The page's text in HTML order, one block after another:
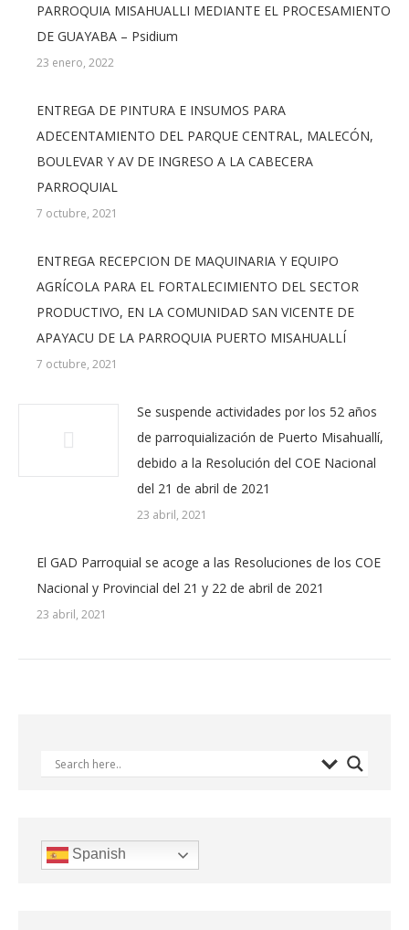
PARROQUIA MISAHUALLI MEDIANTE EL PROCESAMIENTO
DE GUAYABA – Psidium
23 enero, 2022
ENTREGA DE PINTURA E INSUMOS PARA
ADECENTAMIENTO DEL PARQUE CENTRAL, MALECÓN,
BOULEVAR Y AV DE INGRESO A LA CABECERA
PARROQUIAL
7 octubre, 2021
ENTREGA RECEPCION DE MAQUINARIA Y EQUIPO
AGRÍCOLA PARA EL FORTALECIMIENTO DEL SECTOR
PRODUCTIVO, EN LA COMUNIDAD SAN VICENTE DE
APAYACU DE LA PARROQUIA PUERTO MISAHUALLÍ
7 octubre, 2021
Se suspende actividades por los 52 años
de parroquialización de Puerto Misahuallí,
debido a la Resolución del COE Nacional
del 21 de abril de 2021
23 abril, 2021
El GAD Parroquial se acoge a las Resoluciones de los COE
Nacional y Provincial del 21 y 22 de abril de 2021
23 abril, 2021
Spanish